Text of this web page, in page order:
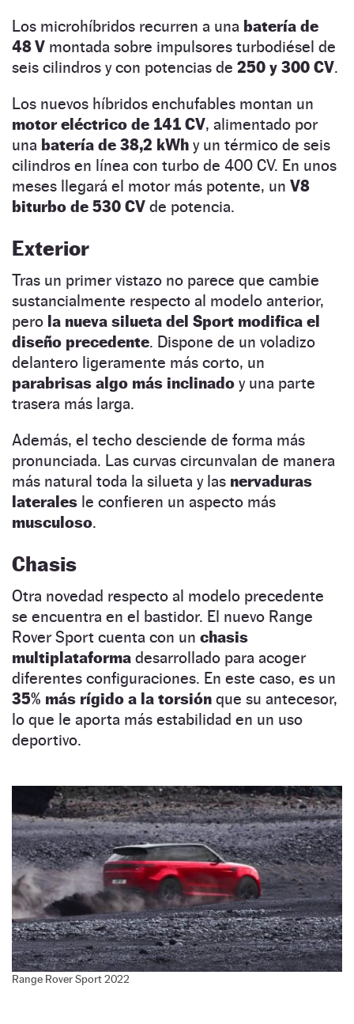
Los microhíbridos recurren a una batería de
48 V montada sobre impulsores turbodiésel de
seis cilindros y con potencias de 250 y 300 CV.
Los nuevos híbridos enchufables montan un
motor eléctrico de 141 CV, alimentado por
una batería de 38,2 kWh y un térmico de seis
cilindros en línea con turbo de 400 CV. En unos
meses llegará el motor más potente, un V8
biturbo de 530 CV de potencia.
Exterior
Tras un primer vistazo no parece que cambie
sustancialmente respecto al modelo anterior,
pero la nueva silueta del Sport modifica el
diseño precedente. Dispone de un voladizo
delantero ligeramente más corto, un
parabrisas algo más inclinado y una parte
trasera más larga.
Además, el techo desciende de forma más
pronunciada. Las curvas circunvalan de manera
más natural toda la silueta y las nervaduras
laterales le confieren un aspecto más
musculoso.
Chasis
Otra novedad respecto al modelo precedente
se encuentra en el bastidor. El nuevo Range
Rover Sport cuenta con un chasis
multiplataforma desarrollado para acoger
diferentes configuraciones. En este caso, es un
35% más rígido a la torsión que su antecesor,
lo que le aporta más estabilidad en un uso
deportivo.
Range Rover Sport 2022